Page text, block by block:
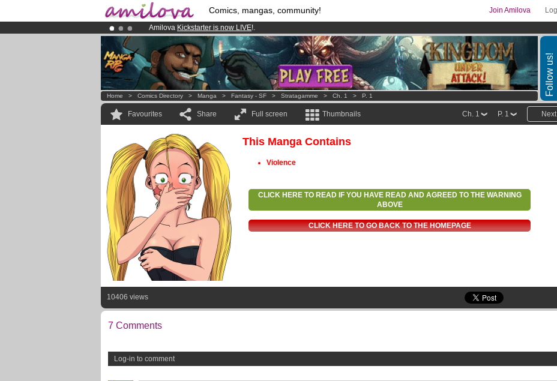
Comics, mangas, community! Join Amilova
Amilova Kickstarter is now LIVE!.
Already 100000membersand 1000comics & mangas!.
Premium membership from3.95 euros per month !Get membership now
Follow us!
Home > Comics Directory > Manga > Fantasy - SF > Stratagamme > Ch. 1 > P. 1
Favourites Share Full screen Thumbnails Next
P. 1
Ch. 1
This Manga Contains
Violence
CLICK HERE TO READ IF YOU HAVE READ AND AGREED TO THE WARNING
ABOVE
CLICK HERE TO GO BACK TO THE HOMEPAGE
10406 views
7 Comments
Log-in to comment